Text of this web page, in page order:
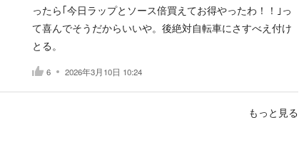
ったら｢今日ラップとソース倍買えてお得やったわ！！｣っ
て喜んでそうだからいいや。後絶対自転車にさすべえ付け
とる。
6 2026年3月10日 10:24
もっと見る